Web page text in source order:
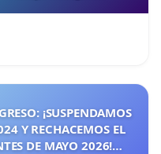
¡SUSPENDAMOS
Y RECHACEMOS EL
DE MAYO 2026!